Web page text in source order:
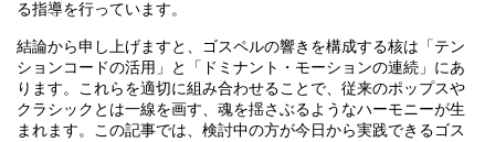
る指導を行っています。
結論から申し上げますと、ゴスペルの響きを構成する核は「テン
ションコードの活用」と「ドミナント・モーションの連続」にあ
ります。これらを適切に組み合わせることで、従来のポップスや
クラシックとは一線を画す、魂を揺さぶるようなハーモニーが生
まれます。この記事では、検討中の方が今日から実践できるゴス